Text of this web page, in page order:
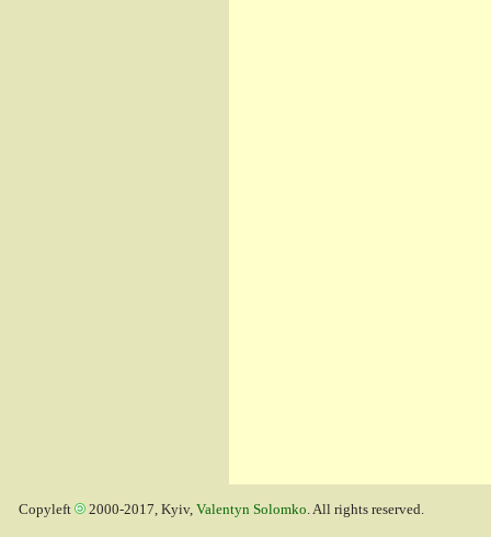
Copyleft 2000-2017, Kyiv, Valentyn Solomko. All rights reserved.